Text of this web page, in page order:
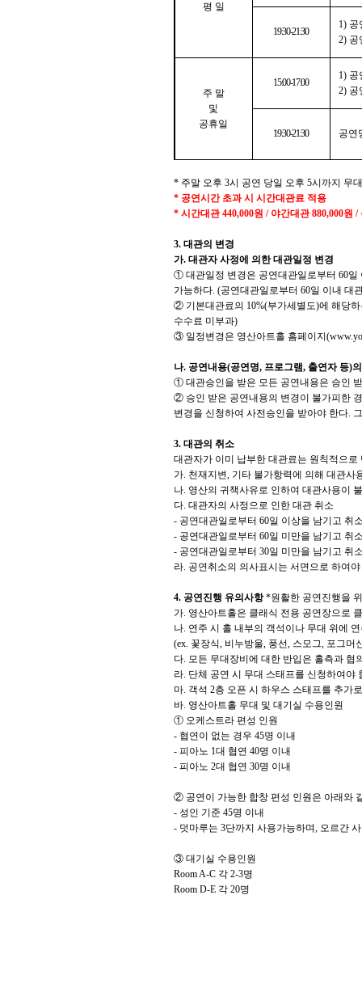
평 일
19:30-21:30
1) 공
2) 공
주 말
및
공휴일
15:00-17:00
1) 공
2) 공
19:30-21:30 공연
* 주말 오후 3시 공연 당일 오후 5시까지 무
* 공연시간 초과 시 시간대관료 적용
* 시간대관440,000원 / 야간대관880,000원 /
3. 대관의 변경
가. 대관자 사정에 의한 대관일정 변경
① 대관일정 변경은 공연대관일로부터 60일
가능하다. (공연대관일로부터 60일 이내 대
② 기본대관료의 10%(부가세별도)에 해당
수수료 미부과)
③ 일정변경은 영산아트홀 홈페이지
나. 공연내용(공연명, 프로그램, 출연자 등)
① 대관승인을 받은 모든 공연내용은 승인
② 승인 받은 공연내용의 변경이 불가피한
변경을 신청하여 사전승인을 받아야 한다.
3. 대관의 취소
대관자가 이미 납부한 대관료는 원칙적으로
가. 천재지변, 기타 불가항력에 의해 대관사
나. 영산의 귀책사유로 인하여 대관사용이
다. 대관자의 사정으로 인한 대관 취소
- 공연대관일로부터 60일 이상을 남기고 취
- 공연대관일로부터 60일 미만을 남기고 취
- 공연대관일로부터 30일 미만을 남기고 취
라. 공연취소의 의사표시는 서면으로 하여야
4. 공연진행 유의사항*원활한 공연진행을
가. 영산아트홀은 클래식 전용 공연장으로
나. 연주 시 홀 내부의 객석이나 무대 위에
(ex. 꽃장식, 비누방울, 풍선, 스모그, 포그머
다. 모든 무대장비에 대한 반입은 홀측과 협
라. 단체 공연 시 무대 스태프를 신청하여야
마. 객석 2층 오픈 시 하우스 스태프를 추가
바. 영산아트홀 무대 및 대기실 수용인원
① 오케스트라 편성 인원
- 협연이 없는 경우 45명 이내
- 피아노 1대 협연 40명 이내
- 피아노 2대 협연 30명 이내
② 공연이 가능한 합창 편성 인원은 아래와
- 성인 기준 45명 이내
- 덧마루는 3단까지 사용가능하며, 오르간
③ 대기실 수용인원
Room A-C 각 2-3명
Room D-E 각 20명